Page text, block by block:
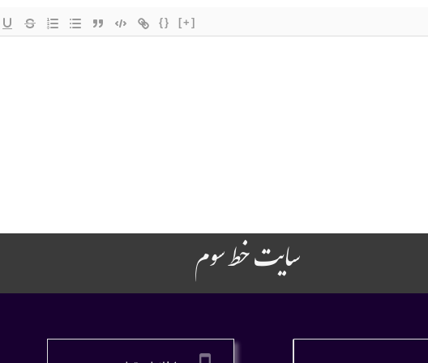
{} [+]
سایت خط سوم